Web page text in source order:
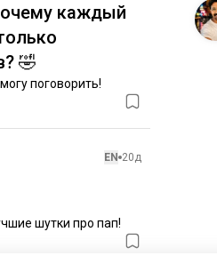
каждый
🤣
поговорить!
EN 20д
шутки про пап!